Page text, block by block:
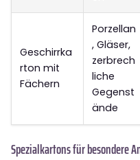
Geschirrka
rton mit
Fächern
Porzellan
, Gläser,
zerbrech
liche
Gegenst
ände
Spezialkartons für besondere